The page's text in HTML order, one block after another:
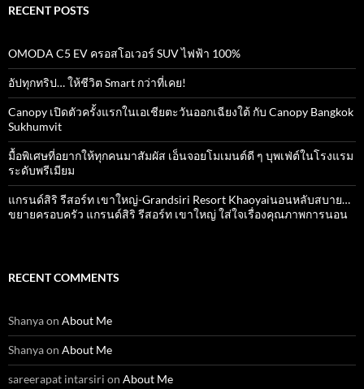
RECENT POSTS
OMODA C5 EV ครอสโอเวอร์ SUV ไฟฟ้า 100%
อัปทุกทริป… ให้ชีวิต Smart กว่าที่เคย!
Canopy เปิดตัวครั้งแรกในเอเชียตะวันออกเฉียงใต้ กับ Canopy Bangkok
Sukhumvit
มื้อพิเศษที่อยากให้ทุกคนมาสัมผัส เอ็นจอยโมเมนต์ดี ๆ บุพเฟ่ต์ในโรงแรม
ระดับพรีเมียม
แกรนด์สิริ​ รีสอร์ท​ เขาใหญ่​-Grandsiri​ Resort​ Khaoyaiนอนหลับสบาย…
ขยายครอบครัว แกรนด์สิริ รีสอร์ท เขาใหญ่ ใส่ใจเรื่องคุณภาพการนอน
RECENT COMMENTS
Shanyaon About Me
Shanyaon About Me
sareerapat intarsiri on About Me